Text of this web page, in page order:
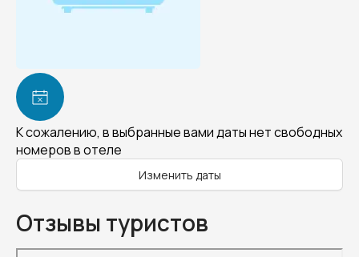
К сожалению, в выбранные вами даты нет свободных
номеров в отеле
Изменить даты
Отзывы туристов